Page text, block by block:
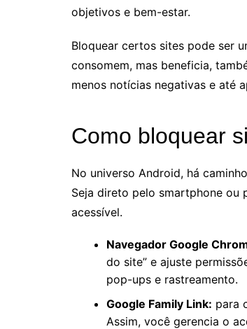
objetivos e bem-estar.
Bloquear certos sites pode ser
consomem, mas beneficia,
menos notícias negativas e até
Como bloquear
No universo Android, há
Seja direto pelo smartphone
acessível.
Navegador Google
do site” e ajuste
pop-ups e rastreamento.
Google Family Link: para
Assim, você gerencia o